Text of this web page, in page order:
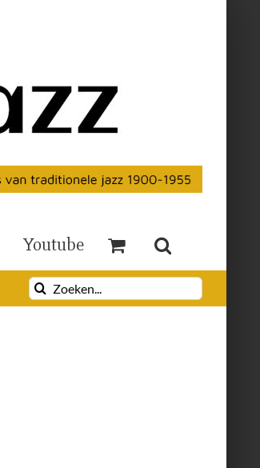
Youtube
Zoeken
naar: